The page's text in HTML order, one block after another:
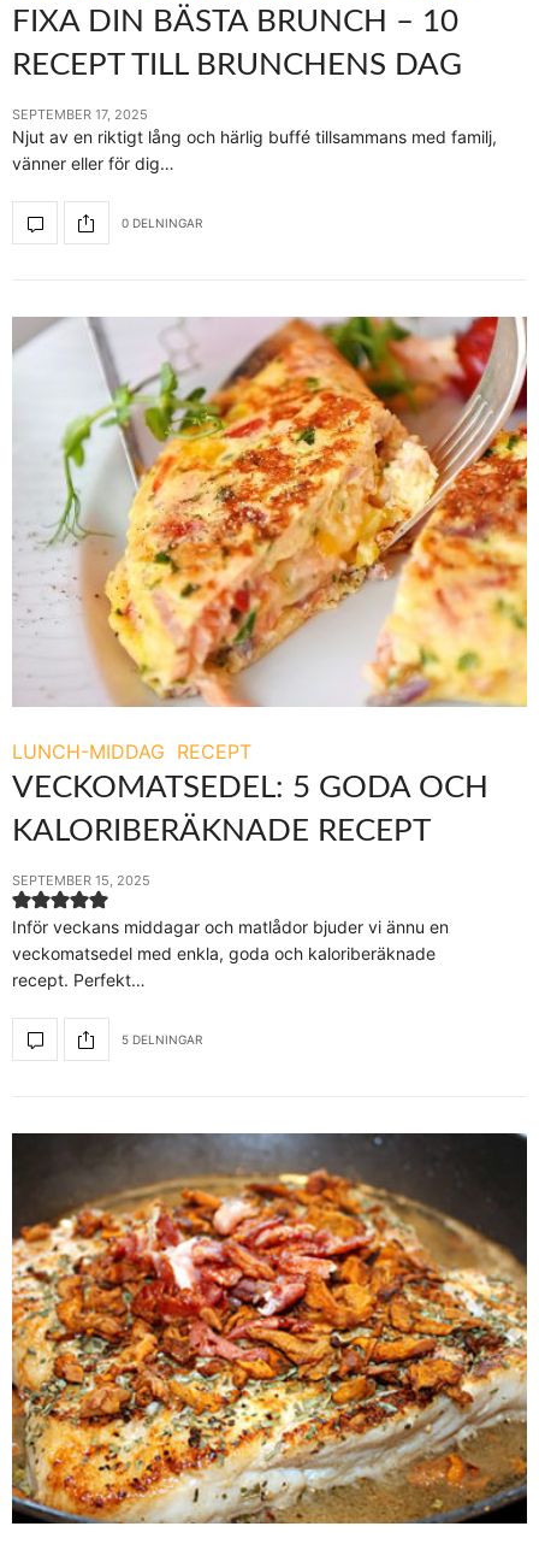
FIXA DIN BÄSTA BRUNCH – 10
RECEPT TILL BRUNCHENS DAG
SEPTEMBER 17, 2025
Njut av en riktigt lång och härlig buffé tillsammans med familj,
vänner eller för dig…
0 DELNINGAR
LUNCH-MIDDAG RECEPT
VECKOMATSEDEL: 5 GODA OCH
KALORIBERÄKNADE RECEPT
SEPTEMBER 15, 2025
Inför veckans middagar och matlådor bjuder vi ännu en
veckomatsedel med enkla, goda och kaloriberäknade
recept. Perfekt…
5 DELNINGAR